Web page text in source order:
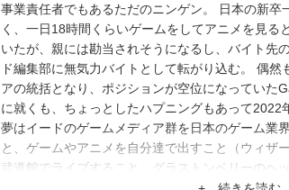
事業責任者でもあるただのニンゲン。 日本の新卒
く、一日18時間くらいゲームをしてアニメを見る
いたが、親には勘当されそうになるし、バイト先
ド編集部に無気力バイトとして転がり込む。 偶
アの統括となり、ポジションが空位になっていた
に就くも、ちょっとしたハプニングもあって2022
夢はイードのゲームメディア群を日本のゲーム業
と、ゲームやアニメを自分達で出すこと（ウィザ
武道館でライブすること、グラストンベリーのヘ